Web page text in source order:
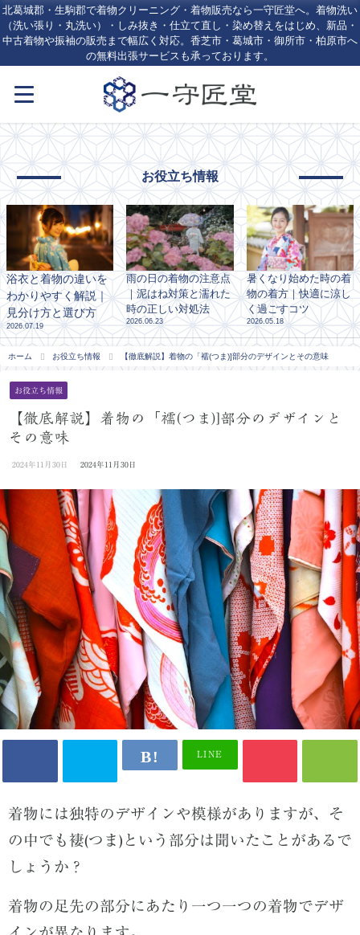
北葛城郡・生駒郡で着物クリーニング・着物販売なら一守匠堂へ。着物洗い
（洗い張り・丸洗い）・しみ抜き・仕立て直し・染め替えをはじめ、新品・
中古着物や振袖の販売まで幅広く対応。香芝市・葛城市・御所市・柏原市へ
の無料出張サービスも承っております。
お役立ち情報
浴衣と着物の違いを
わかりやすく解説｜
見分け方と選び方
2026.07.19
雨の日の着物の注意点
｜泥はね対策と濡れた
時の正しい対処法
2026.06.23
暑くなり始めた時の着
物の着方｜快適に涼し
く過ごすコツ
2026.05.18
ホーム お役立ち情報 【徹底解説】着物の「襦(つま)]部分のデザインとその意味
お役立ち情報
【徹底解説】着物の「襦(つま)]部分のデザインと
その意味
2024年11月30日 2024年11月30日
LINE
着物には独特のデザインや模様がありますが、そ
の中でも褄(つま)という部分は聞いたことがあるで
しょうか？
着物の足先の部分にあたり一つ一つの着物でデザ